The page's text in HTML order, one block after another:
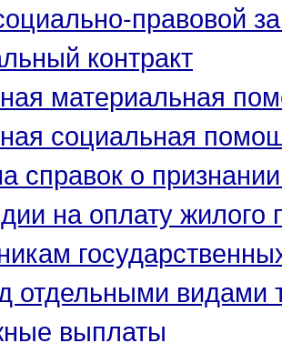
правовой
контракт
материальная
социальная
справок о
на оплату
отдельными видами
выплаты